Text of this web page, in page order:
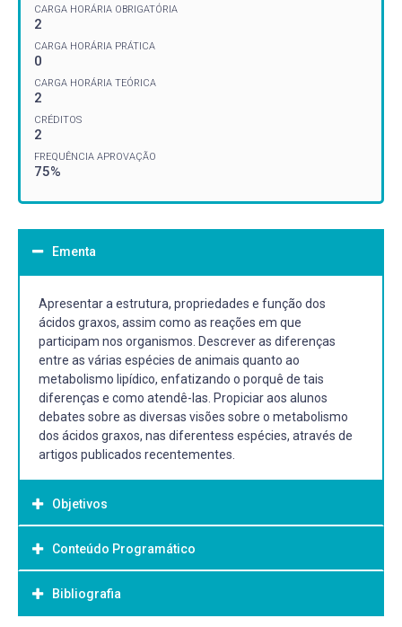
CARGA HORÁRIA OBRIGATÓRIA
2
CARGA HORÁRIA PRÁTICA
0
CARGA HORÁRIA TEÓRICA
2
CRÉDITOS
2
FREQUÊNCIA APROVAÇÃO
75%
Ementa
Apresentar a estrutura, propriedades e função dos
ácidos graxos, assim como as reações em que
participam nos organismos. Descrever as diferenças
entre as várias espécies de animais quanto ao
metabolismo lipídico, enfatizando o porquê de tais
diferenças e como atendê-las. Propiciar aos alunos
debates sobre as diversas visões sobre o metabolismo
dos ácidos graxos, nas diferentess espécies, através de
artigos publicados recentementes.
Objetivos
Objetivo Geral:
-
Conteúdo Programático
Bibliografia